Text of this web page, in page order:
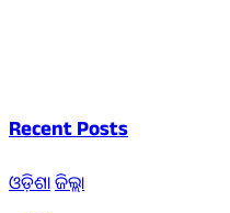
Recent Posts
ଓଡ଼ିଶାଜିଲ୍ଲା